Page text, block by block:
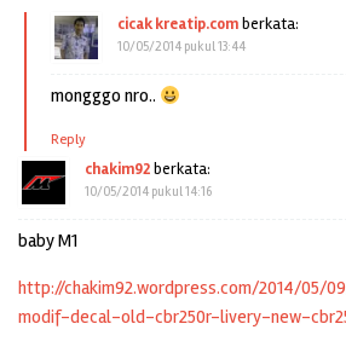
cicak kreatip.comberkata:
10/05/2014 pukul 13:44
mongggo nro..
Reply
chakim92berkata:
10/05/2014 pukul 14:16
baby M1
http://chakim92.wordpress.com/2014/05/
modif-decal-old-cbr250r-livery-new-